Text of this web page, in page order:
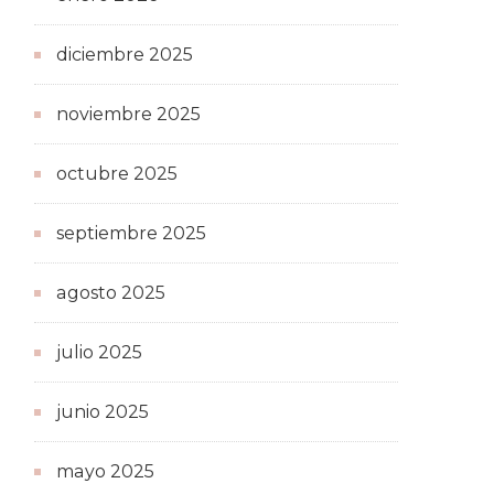
diciembre 2025
noviembre 2025
octubre 2025
septiembre 2025
agosto 2025
julio 2025
junio 2025
mayo 2025